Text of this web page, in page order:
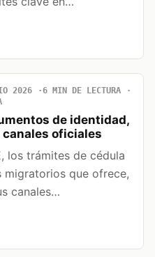
2026
6 MIN DE LECTURA
de identidad,
oficiales
los trámites de cédula
que ofrece,
canales…